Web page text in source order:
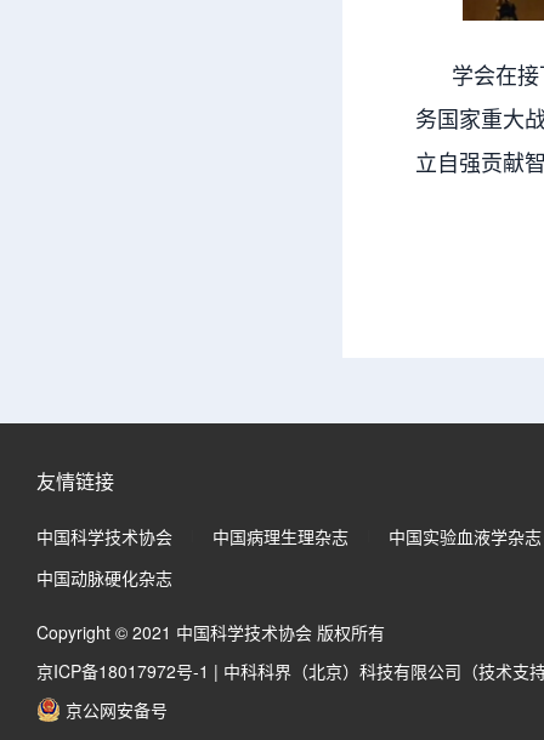
学会在接
务国家重大
立自强贡献
友情链接
中国科学技术协会 中国病理生理杂志
中国实验血液学杂志
中国动脉硬化杂志
Copyright © 2021 中国科学技术协会 版权所有
京ICP备18017972号-1 | 中科科界（北京）科技有限公司（技术支
京公网安备号